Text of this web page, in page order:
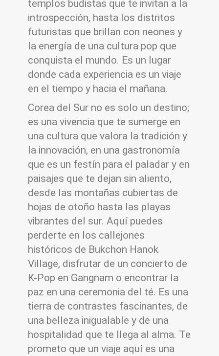
templos budistas que te invitan a la
introspección, hasta los distritos
futuristas que brillan con neones y
la energía de una cultura pop que
conquista el mundo. Es un lugar
donde cada experiencia es un viaje
en el tiempo y hacia el mañana.
Corea del Sur no es solo un destino;
es una vivencia que te sumerge en
una cultura que valora la tradición y
la innovación, en una gastronomía
que es un festín para el paladar y en
paisajes que te dejan sin aliento,
desde las montañas cubiertas de
hojas de otoño hasta las playas
vibrantes del sur. Aquí puedes
perderte en los callejones
históricos de Bukchon Hanok
Village, disfrutar de un concierto de
K-Pop en Gangnam o encontrar la
paz en una ceremonia del té. Es una
tierra de contrastes fascinantes, de
una belleza inigualable y de una
hospitalidad que te llega al alma. Te
prometo que un viaje aquí es una